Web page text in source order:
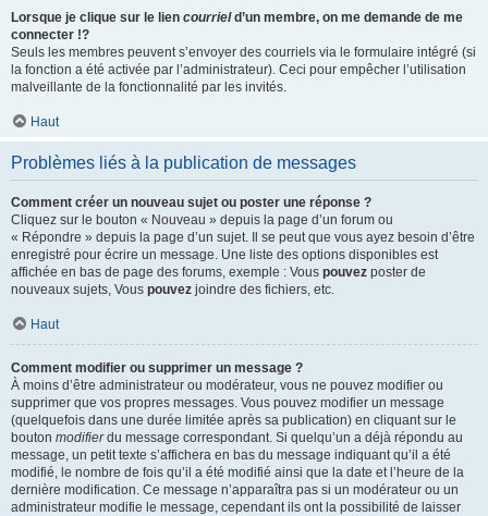
Lorsque je clique sur le lien courrield’un membre, on me demande de me
connecter !?
Seuls les membres peuvent s’envoyer des courriels via le formulaire intégré (si
la fonction a été activée par l’administrateur). Ceci pour empêcher l’utilisation
malveillante de la fonctionnalité par les invités.
Haut
Problèmes liés à la publication de messages
Comment créer un nouveau sujet ou poster une réponse ?
Cliquez sur le bouton « Nouveau » depuis la page d’un forum ou
« Répondre » depuis la page d’un sujet. Il se peut que vous ayez besoin d’être
enregistré pour écrire un message. Une liste des options disponibles est
affichée en bas de page des forums, exemple : Vous pouvez poster de
nouveaux sujets, Vous pouvez joindre des fichiers, etc.
Haut
Comment modifier ou supprimer un message ?
À moins d’être administrateur ou modérateur, vous ne pouvez modifier ou
supprimer que vos propres messages. Vous pouvez modifier un message
(quelquefois dans une durée limitée après sa publication) en cliquant sur le
bouton modifierdu message correspondant. Si quelqu’un a déjà répondu au
message, un petit texte s’affichera en bas du message indiquant qu’il a été
modifié, le nombre de fois qu’il a été modifié ainsi que la date et l’heure de la
dernière modification. Ce message n’apparaîtra pas si un modérateur ou un
administrateur modifie le message, cependant ils ont la possibilité de laisser